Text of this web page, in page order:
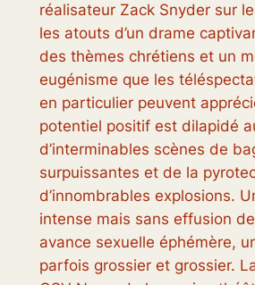
réalisateur Zack Snyder sur
les atouts d’un drame
des thèmes chrétiens et un
eugénisme que les
en particulier peuvent
potentiel positif est dilapidé
d’interminables scènes de
surpuissantes et de la
d’innombrables explosions.
intense mais sans effusion
avance sexuelle éphémère,
parfois grossier et grossier.